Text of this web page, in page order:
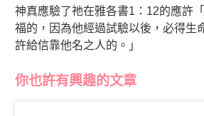
神真應驗了祂在雅各書1：12的應許
福的，因為他經過試驗以後，必得生
許給信靠他名之人的。」
你也許有興趣的文章